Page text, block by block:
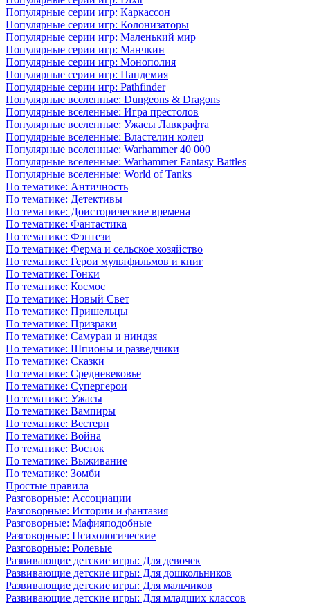
Популярные серии игр: Каркассон
Популярные серии игр: Колонизаторы
Популярные серии игр: Маленький мир
Популярные серии игр: Манчкин
Популярные серии игр: Монополия
Популярные серии игр: Пандемия
Популярные серии игр: Pathfinder
Популярные вселенные: Dungeons & Dragons
Популярные вселенные: Игра престолов
Популярные вселенные: Ужасы Лавкрафта
Популярные вселенные: Властелин колец
Популярные вселенные: Warhammer 40 000
Популярные вселенные: Warhammer Fantasy Battles
Популярные вселенные: World of Tanks
По тематике: Античность
По тематике: Детективы
По тематике: Доисторические времена
По тематике: Фантастика
По тематике: Фэнтези
По тематике: Ферма и сельское хозяйство
По тематике: Герои мультфильмов и книг
По тематике: Гонки
По тематике: Космос
По тематике: Новый Свет
По тематике: Пришельцы
По тематике: Призраки
По тематике: Самураи и ниндзя
По тематике: Шпионы и разведчики
По тематике: Сказки
По тематике: Средневековье
По тематике: Супергерои
По тематике: Ужасы
По тематике: Вампиры
По тематике: Вестерн
По тематике: Война
По тематике: Восток
По тематике: Выживание
По тематике: Зомби
Простые правила
Разговорные: Ассоциации
Разговорные: Истории и фантазия
Разговорные: Мафияподобные
Разговорные: Психологические
Разговорные: Ролевые
Развивающие детские игры: Для девочек
Развивающие детские игры: Для дошкольников
Развивающие детские игры: Для мальчиков
Развивающие детские игры: Для младших классов